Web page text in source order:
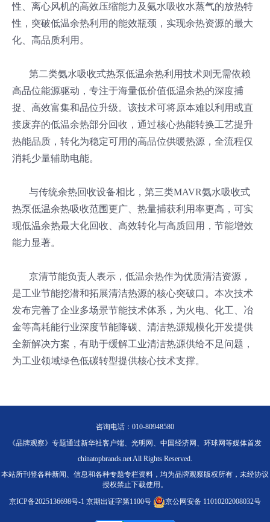
性、离心风机的高效压缩能力及氨水吸收水蒸气的放热特
性，突破低温余热利用的能效瓶颈，实现余热资源的最大
化、高品质利用。
第二类氨水吸收式热泵低温余热利用技术则无需依赖
高品位能源驱动，专注于海量低价值低温余热的深度捕
捉、高效富集和品位升级。该技术可将原本难以利用或直
接废弃的低温余热部分回收，通过核心热能转换工艺提升
热能品质，转化为稳定可用的高品位供暖热源，全流程仅
消耗少量辅助电能。
与传统余热回收设备相比，第三类MAVR氨水吸收式
热泵低温余热吸收范围更广、热量捕获利用率更高，可实
现低温余热最大化回收、高效转化与高质回用，节能增效
能力显著。
京清节能负责人表示，低温余热作为优质清洁资源，
是工业节能挖潜和拓展清洁热源的核心突破口。本次技术
发布完善了企业多场景节能技术体系，为火电、化工、冶
金等高耗能行业深度节能降碳、清洁热源规模化开发提供
全新解决方案，有助于缓解工业清洁热源供给不足问题，
为工业领域绿色低碳转型提供核心技术支撑。
咨询电话：010-80948580
《品牌观察》专题通过新华社客户端、光明网、中国经济网、环球网等媒体首发
chinatopbrands.net All Rights Reserved.
本站所刊登各种新闻、信息和各种专题专栏资料，均为品牌观察版权所有，未经协议
授权禁止下载使用。
京ICP备2025136698号-1 京期出证字第1100号 京公网安备 11010202008032号